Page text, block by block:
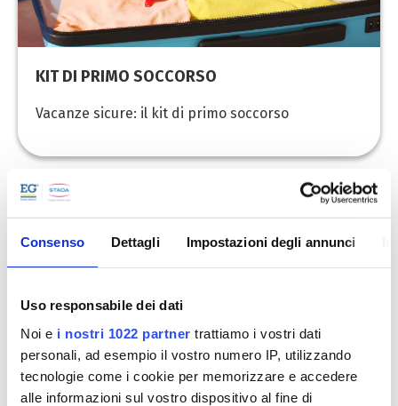
Consenso Dettagli Impostazioni degli annunci
Uso responsabile dei dati
Noi e i nostri 1022 partner trattiamo i vostri dati
personali, ad esempio il vostro numero IP, utilizzando
tecnologie come i cookie per memorizzare e accedere
alle informazioni sul vostro dispositivo al fine di
KIT DI PRIMO SOCCORSO
Vacanze sicure: il kit di primo soccorso